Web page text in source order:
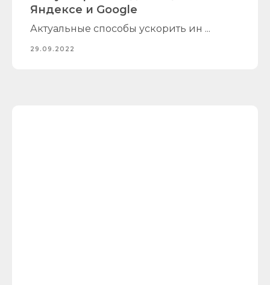
Яндексе и Google
Актуальные способы ускорить ин ...
29.09.2022